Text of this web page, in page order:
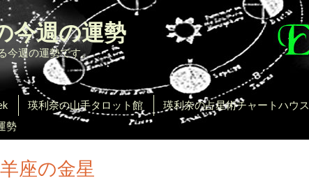
今週の運勢
今週の運勢です。
瑛利奈の山手タロット館 瑛利奈の占星術チャートハウス
勢
座の金星